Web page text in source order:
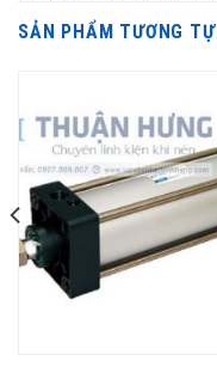
SẢN PHẨM TƯƠNG TỰ